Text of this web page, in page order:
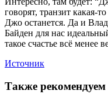
говорят, транзит какая-
Джо останется. Да и
Байден для нас
такое счастье всё менее
Источник
Также рекомендуем